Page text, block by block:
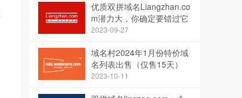
优质双拼域名Liangzhan.co
m潜力大，你确定要错过它
吗？
2023-09-27
域名村2024年1月份特价域
名列表出售（仅售15天）
2023-10-11